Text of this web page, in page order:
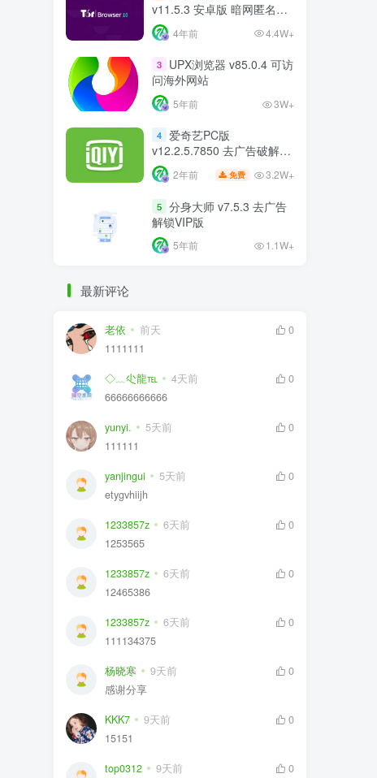
v11.5.3 安卓版 暗网匿名浏
览器
4年前 4.4W+
3
UPX浏览器 v85.0.4 可访
问海外网站
5年前 3W+
4 爱奇艺PC版
v12.2.5.7850 去广告破解版
比VIP更VIP
2年前 免费 3.2W+
5 分身大师 v7.5.3 去广告
解锁VIP版
5年前 1.1W+
最新评论
老依 前天
0
1111111
◇﹏尐龍℡ 4天前
0
66666666666
yunyi. 5天前
0
111111
yanjingui 5天前
0
etygvhiijh
1233857z 6天前
0
1253565
1233857z 6天前
0
12465386
1233857z 6天前
0
111134375
杨晓寒 9天前
0
感谢分享
KKK7 9天前
0
15151
top0312 9天前 0